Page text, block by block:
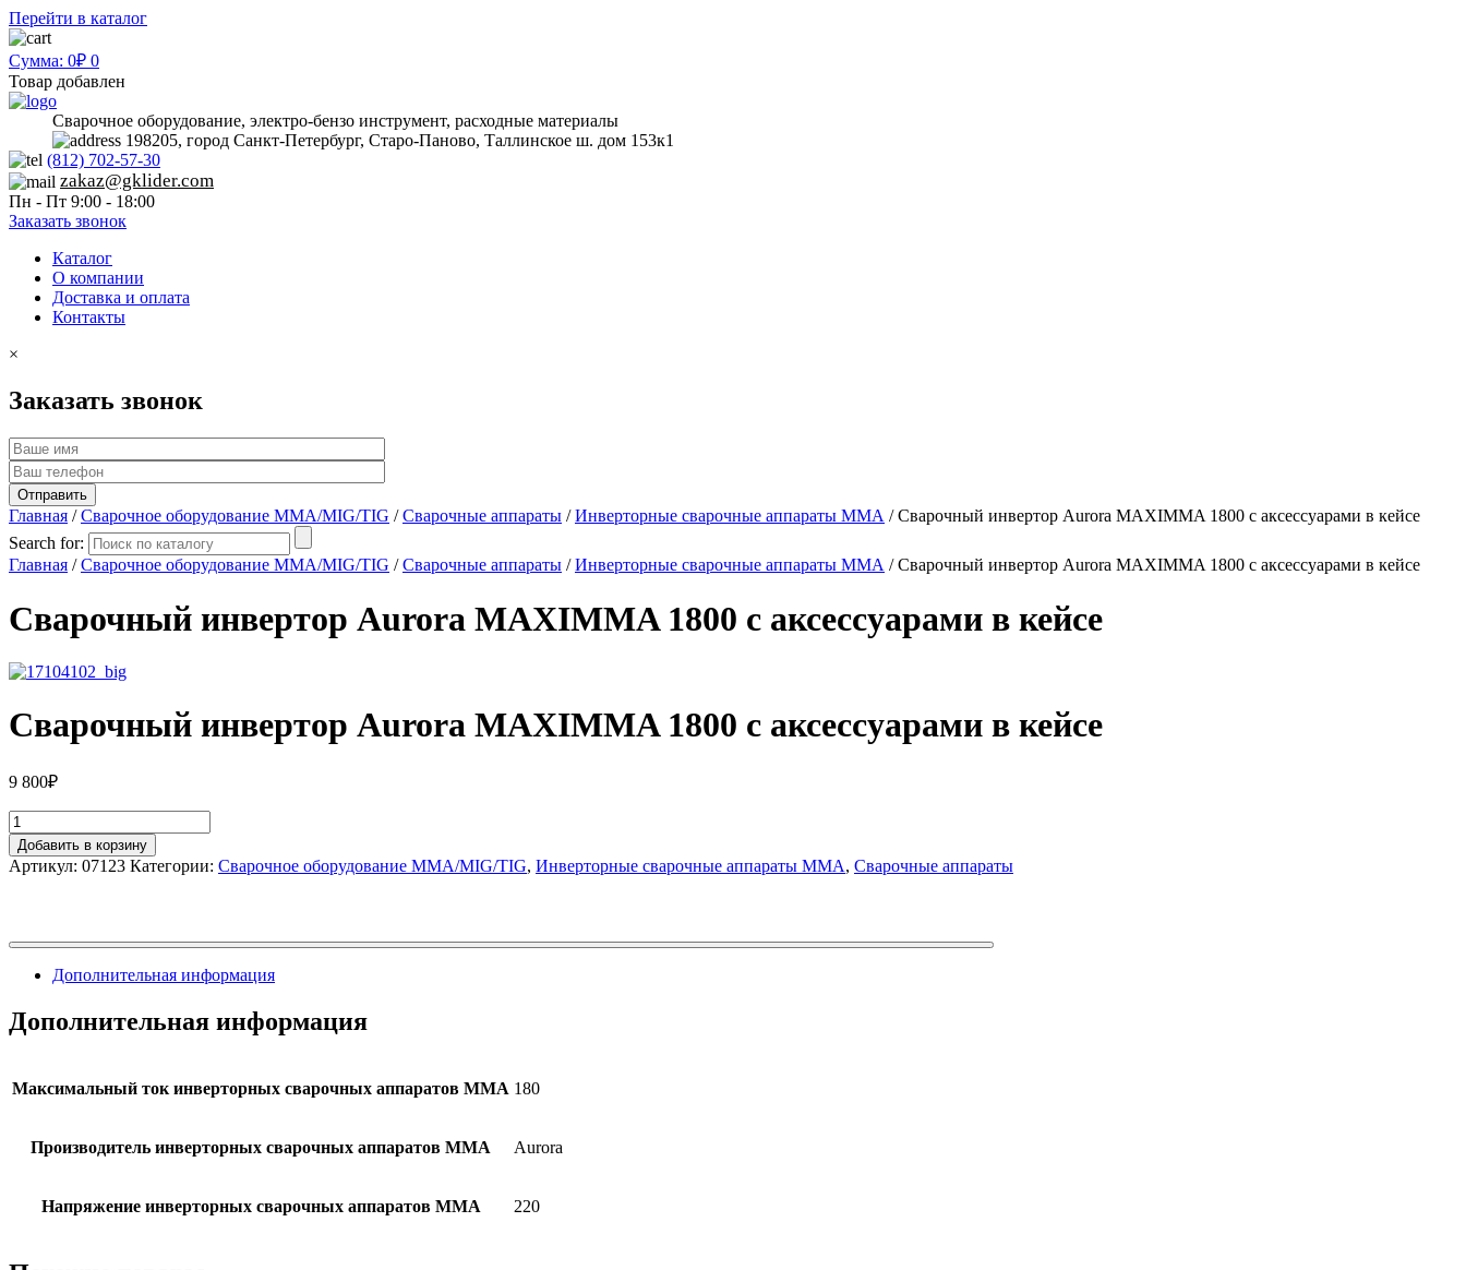
Перейти в каталог
Сумма: 0₽ 0
Товар добавлен
Сварочное оборудование, электро-бензо инструмент, расходные материалы
198205, город Санкт-Петербург, Старо-Паново, Таллинское ш. дом 153к1
(812) 702-57-30
zakaz@gklider.com
Пн - Пт 9:00 - 18:00
Заказать звонок
Каталог
О компании
Доставка и оплата
Контакты
×
Заказать звонок
Главная /Сварочное оборудование MMA/MIG/TIG /Сварочные аппараты /Инверторные сварочные аппараты MMA / Сварочный инвертор Aurora MAXIMMA 1800 с аксессуарами в кейсе
Search for:
Главная /Сварочное оборудование MMA/MIG/TIG /Сварочные аппараты /Инверторные сварочные аппараты MMA / Сварочный инвертор Aurora MAXIMMA 1800 с аксессуарами в кейсе
Сварочный инвертор Aurora MAXIMMA 1800 с аксессуарами в кейсе
Сварочный инвертор Aurora MAXIMMA 1800 с аксессуарами в кейсе
9 800₽
Добавить в корзину
Артикул: 07123 Категории: Сварочное оборудование MMA/MIG/TIG, Инверторные сварочные аппараты MMA, Сварочные аппараты
Дополнительная информация
Дополнительная информация
Максимальный ток инверторных сварочных аппаратов MMA 180
Производитель инверторных сварочных аппаратов MMA Aurora
Напряжение инверторных сварочных аппаратов MMA 220